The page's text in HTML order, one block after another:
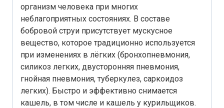
организм человека при многих
неблагоприятных состояниях. В составе
бобровой струи присутствует мускусное
вещество, которое традиционно используется
при изменениях в лёгких (бронхопневмония,
силикоз легких, двусторонняя пневмония,
гнойная пневмония, туберкулез, саркоидоз
легких). Быстро и эффективно снимается
кашель, в том числе и кашель у курильщиков.